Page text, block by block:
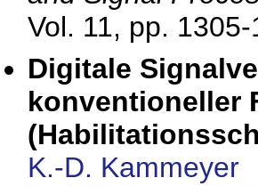
Vol. 11, pp.
Digitale
konventioneller
K.-D. Kammeyer